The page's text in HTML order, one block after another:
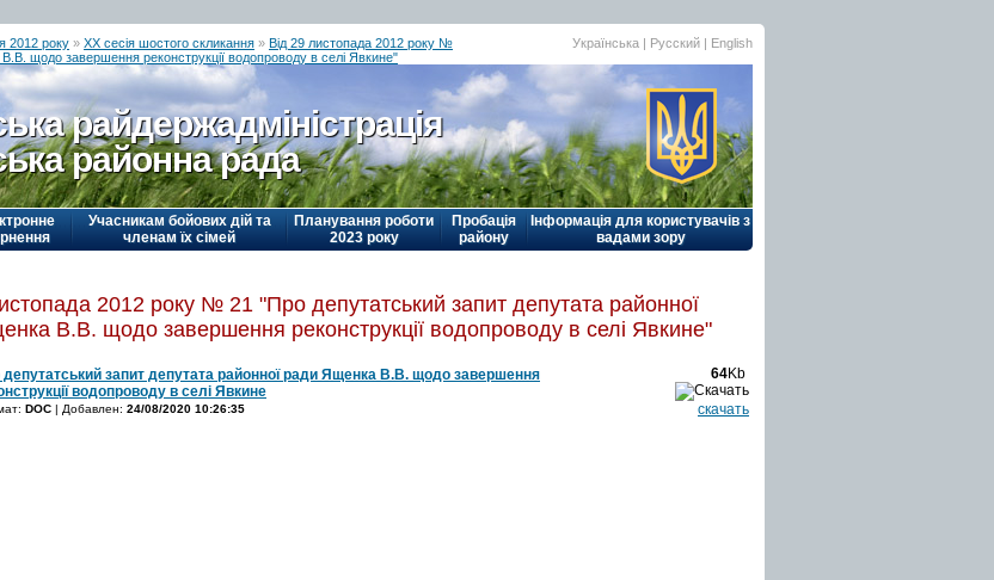
2012 року » ХХ сесія шостого скликання » Від 29 листопада 2012 року №
щодо завершення реконструкції водопроводу в селі Явкине"
Українська | Русский | English
райдержадміністрація
районна рада
Учасникам бойових дій та
членам їх сімей
Планування роботи
2023 року
Пробація
району
Інформація для користувачів з
вадами зору
2012 року № 21 "Про депутатський запит депутата районної
В.В. щодо завершення реконструкції водопроводу в селі Явкине"
запит депутата районної ради Ященка В.В. щодо завершення
водопроводу в селі Явкине
DOC | Добавлен: 24/08/2020 10:26:35
64Kb
скачать